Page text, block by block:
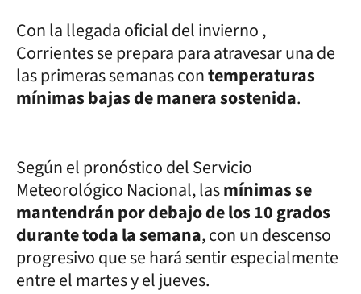
Con la llegada oficial del invierno ,
Corrientes se prepara para atravesar una de
las primeras semanas contemperaturas
mínimas bajas de manera sostenida.
Según el pronóstico del Servicio
Meteorológico Nacional, lasmínimas se
mantendrán por debajo de los 10 grados
durante toda la semana, con un descenso
progresivo que se hará sentir especialmente
entre el martes y el jueves.